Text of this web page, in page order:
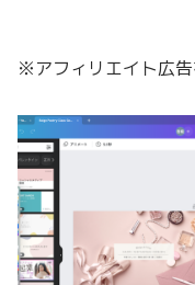
※アフィリエイト広告